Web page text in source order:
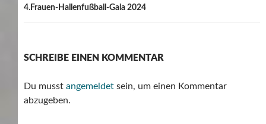
4.Frauen-Hallenfußball-Gala 2024
SCHREIBE EINEN KOMMENTAR
Du musst angemeldet sein, um einen Kommentar
abzugeben.